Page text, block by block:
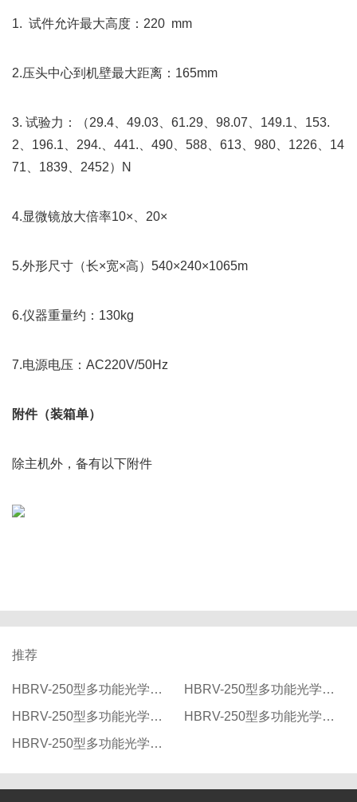
推荐
HBRV-250型多功能光学布洛维硬度计
HBRV-250型多功能光学布洛维硬度计
HBRV-250型多功能光学布洛维硬度计
HBRV-250型多功能光学布洛维硬度计
HBRV-250型多功能光学布洛维硬度计
1.  试件允许最大高度：220  mm
2.压头中心到机壁最大距离：165mm
3. 试验力：（29.4、49.03、61.29、98.07、149.1、153.
2、196.1、294.、441.、490、588、613、980、1226、14
71、1839、2452）N
4.显微镜放大倍率10×、20×
5.外形尺寸（长×宽×高）540×240×1065m
6.仪器重量约：130kg
7.电源电压：AC220V/50Hz
附件（装箱单）
除主机外，备有以下附件